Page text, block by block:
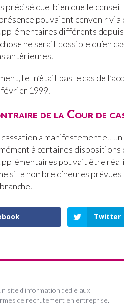
précisé que bien que le
pouvaient convenir via
différents
ne serait possible qu’en
antérieures.
tel n’était pas le cas de
1999.
de la Cour de
cassation a manifestement eu
à certaines dispositions
pouvait être
si le nombre d’heures
Twitter
site d’information dédié aux
de recrutement en entreprise.